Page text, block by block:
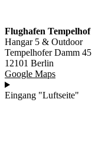
Flughafen Tempelhof
Hangar 5 & Outdoor
Tempelhofer Damm 45
12101 Berlin
Google Maps
Eingang "Luftseite"